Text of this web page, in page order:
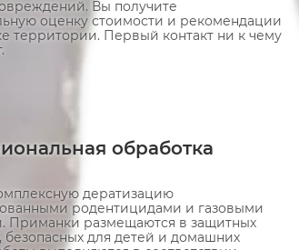
Вы получите
оценку стоимости и рекомендации
территории. Первый контакт ни к чему
обработка
дератизацию
родентицидами и газовыми
Приманки размещаются в защитных
безопасных для детей и домашних